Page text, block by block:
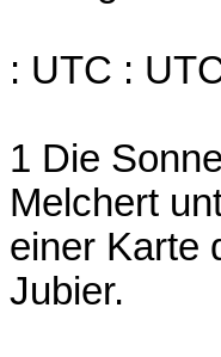
: UTC :
1 Die
Melchert
einer Karte
Jubier.